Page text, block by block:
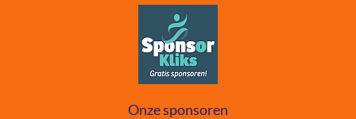
Onze sponsoren